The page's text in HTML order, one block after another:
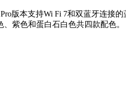
本支持Wi Fi 7和双蓝牙连接
紫色和蛋白石白色共四款配色。